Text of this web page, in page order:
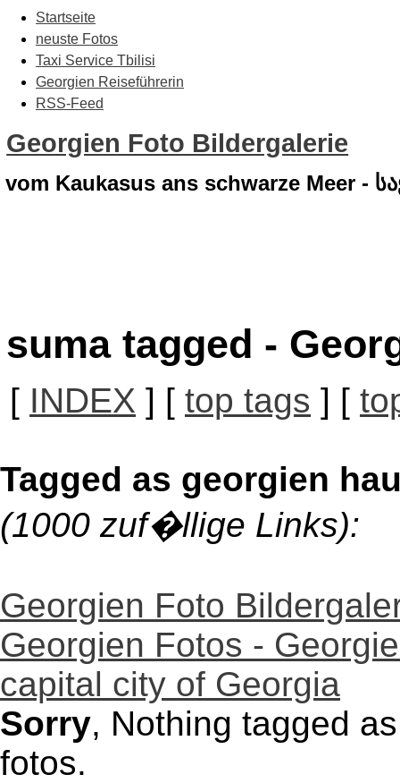
Startseite
neuste Fotos
Taxi Service Tbilisi
Georgien Reiseführerin
RSS-Feed
Georgien Foto Bildergalerie
vom Kaukasus ans schwarze Meer -
suma tagged -
[ INDEX ] [ top tags ] [
Tagged as georgien
(1000 zuf�llige Links):
Georgien Foto
Georgien Fotos -
capital city of Georgia
Sorry, Nothing tagged
fotos.